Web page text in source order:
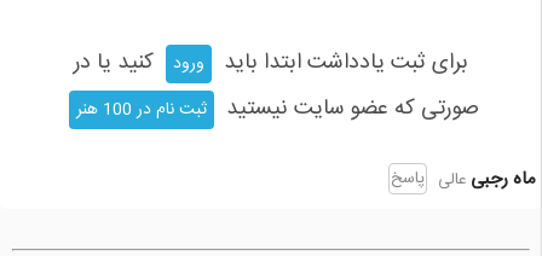
برای ثبت یادداشت ابتدا باید ورود
کنید یا در
صورتی که عضو سایت نیستید
ثبت نام در 100 هنر
ماه رجبی عالی پاسخ